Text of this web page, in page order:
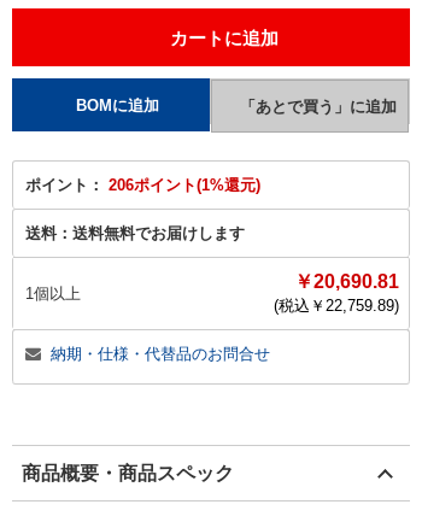
ポイント： 206ポイント(1%還元)
送料： 送料無料でお届けします
1個以上
￥20,690.81
(税込￥ 22,759.89)
納期・仕様・代替品のお問合せ
商品概要・商品スペック